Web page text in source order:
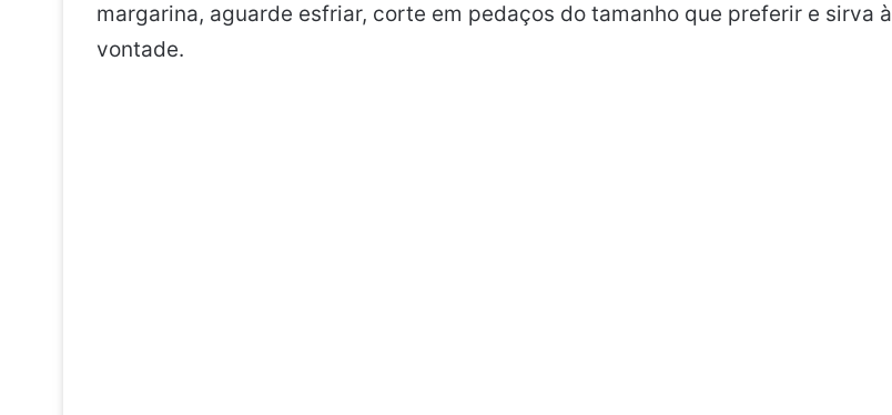
margarina, aguarde esfriar, corte em pedaços do tamanho que preferir e sirva à
vontade.